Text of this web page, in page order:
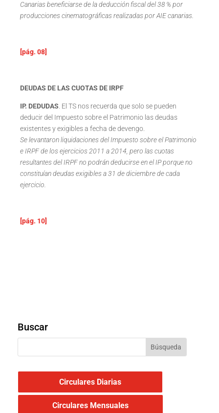
Canarias beneficiarse de la deducción fiscal del 38 % por
producciones cinematográficas realizadas por AIE canarias.
[pág. 08]
DEUDAS DE LAS CUOTAS DE IRPF
IP. DEDUDAS . El TS nos recuerda que solo se pueden
deducir del Impuesto sobre el Patrimonio las deudas
existentes y exigibles a fecha de devengo.
Se levantaron liquidaciones del Impuesto sobre el Patrimonio
e IRPF de los ejercicios 2011 a 2014, pero las cuotas
resultantes del IRPF no podrán deducirse en el IP porque no
constituían deudas exigibles a 31 de diciembre de cada
ejercicio.
[pág. 10]
Buscar
Circulares Diarias
Circulares Mensuales